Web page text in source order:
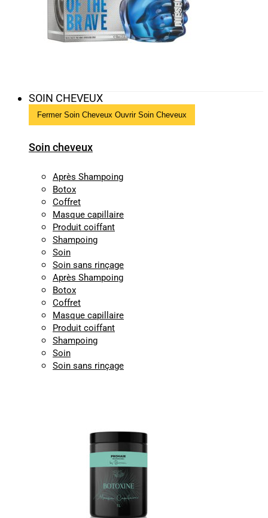
SOIN CHEVEUX
Fermer Soin Cheveux Ouvrir Soin Cheveux
Soin cheveux
Après Shampoing
Botox
Coffret
Masque capillaire
Produit coiffant
Shampoing
Soin
Soin sans rinçage
Après Shampoing
Botox
Coffret
Masque capillaire
Produit coiffant
Shampoing
Soin
Soin sans rinçage